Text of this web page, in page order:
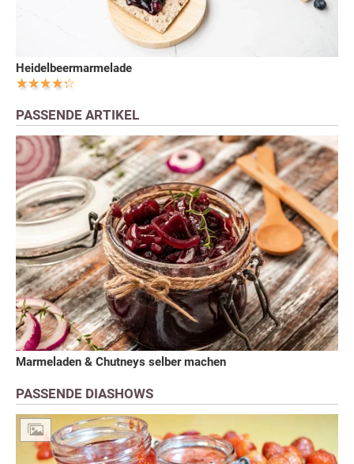
Heidelbeermarmelade
PASSENDE ARTIKEL
Marmeladen & Chutneys selber machen
PASSENDE DIASHOWS